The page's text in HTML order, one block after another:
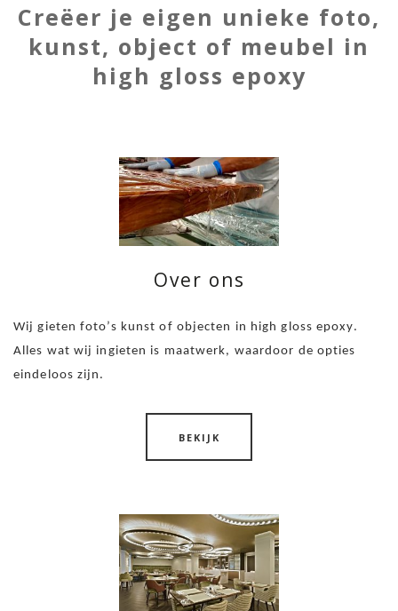
Creëer je eigen unieke foto,
kunst, object of meubel in
high gloss epoxy
Over ons
Wij gieten foto’s kunst of objecten in high gloss epoxy.
Alles wat wij ingieten is maatwerk, waardoor de opties
eindeloos zijn.
BEKIJK